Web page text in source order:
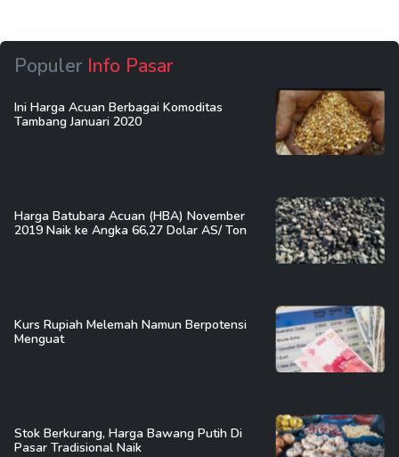
Populer Info Pasar
Ini Harga Acuan Berbagai Komoditas
Tambang Januari 2020
Harga Batubara Acuan (HBA) November
2019 Naik ke Angka 66,27 Dolar AS/ Ton
Kurs Rupiah Melemah Namun Berpotensi
Menguat
Stok Berkurang, Harga Bawang Putih Di
Pasar Tradisional Naik